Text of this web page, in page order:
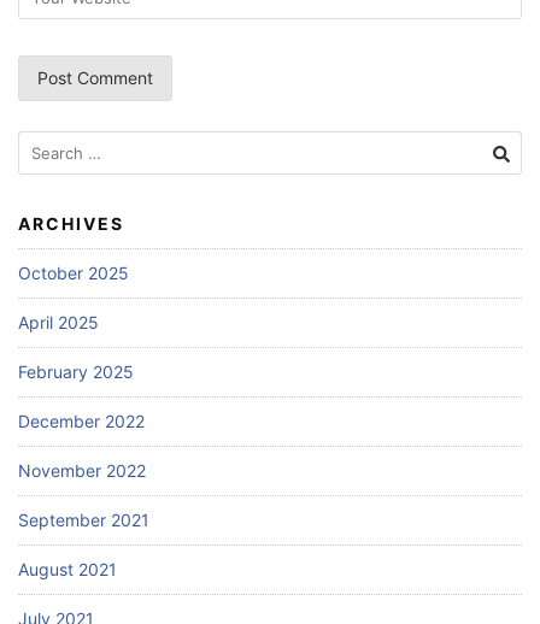
Search
for:
ARCHIVES
October 2025
April 2025
February 2025
December 2022
November 2022
September 2021
August 2021
July 2021